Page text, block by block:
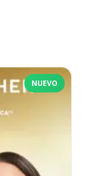
NUEVO